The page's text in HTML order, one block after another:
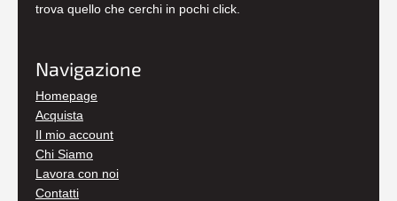
trova quello che cerchi in pochi click.
Navigazione
Homepage
Acquista
Il mio account
Chi Siamo
Lavora con noi
Contatti